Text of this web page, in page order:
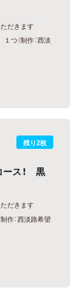
だきます
つ（制作：西淡
残り2枚
ース！ 黒
だきます
作：西淡路希望